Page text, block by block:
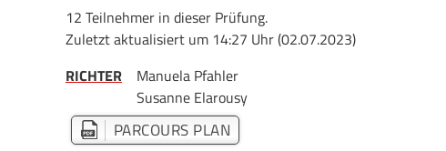
12 Teilnehmer in dieser Prüfung.
Zuletzt aktualisiert um 14:27 Uhr (02.07.2023)
RICHTER
Manuela Pfahler
Susanne Elarousy
PARCOURS PLAN